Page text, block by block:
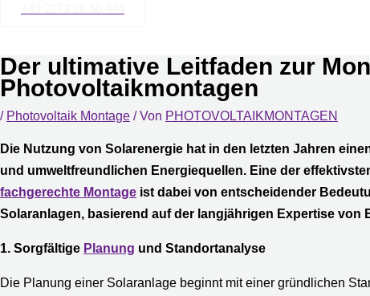
Der ultimative Leitfaden zur
Photovoltaikmontagen
/ Photovoltaik Montage / Von PHOTOVOLTAIKMONTAGEN
Die Nutzung von Solarenergie hat in den letzten Jahren
und umweltfreundlichen Energiequellen. Eine der
fachgerechte Montage ist dabei von entscheidender
Solaranlagen, basierend auf der langjährigen Expertise
1. Sorgfältige Planung und Standortanalyse
Die Planung einer Solaranlage beginnt mit einer gründlichen